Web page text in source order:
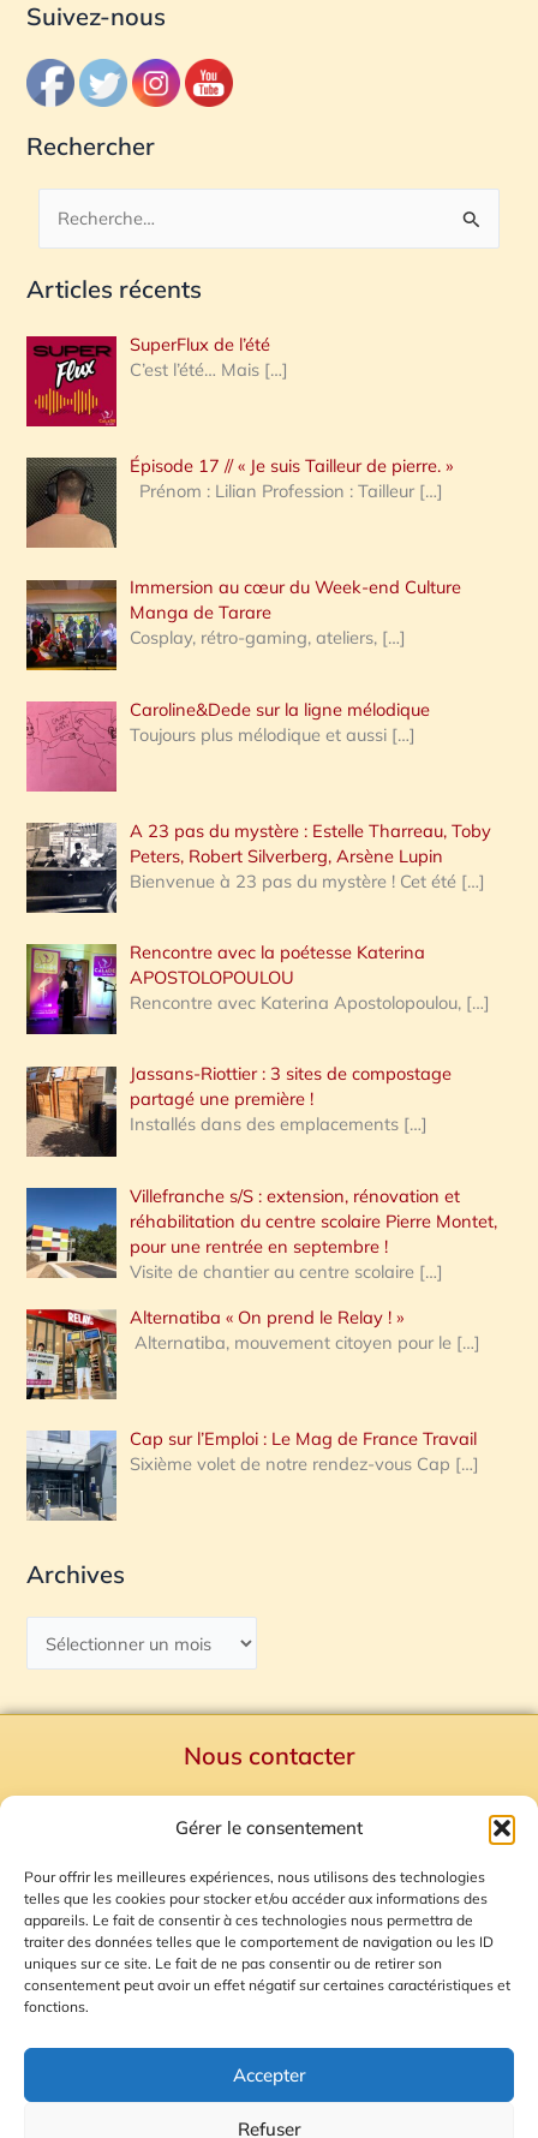
Gérer le consentement
Pour offrir les meilleures expériences, nous utilisons des technologies
telles que les cookies pour stocker et/ou accéder aux informations des
appareils. Le fait de consentir à ces technologies nous permettra de
traiter des données telles que le comportement de navigation ou les ID
uniques sur ce site. Le fait de ne pas consentir ou de retirer son
consentement peut avoir un effet négatif sur certaines caractéristiques et
fonctions.
Accepter
Refuser
Suivez-nous
Rechercher
c
e
r
c
h
e
:
Articles récents
SuperFlux de l’été
C’est l’été… Mais […]
Épisode 17 // « Je suis Tailleur de pierre. »
Prénom : Lilian Profession : Tailleur […]
Immersion au cœur du Week-end Culture
Manga de Tarare
Cosplay, rétro-gaming, ateliers, […]
Caroline&Dede sur la ligne mélodique
Toujours plus mélodique et aussi […]
A 23 pas du mystère : Estelle Tharreau, Toby
Peters, Robert Silverberg, Arsène Lupin
Bienvenue à 23 pas du mystère ! Cet été […]
Rencontre avec la poétesse Katerina
APOSTOLOPOULOU
Rencontre avec Katerina Apostolopoulou, […]
Jassans-Riottier : 3 sites de compostage
partagé une première !
Installés dans des emplacements […]
Villefranche s/S : extension, rénovation et
réhabilitation du centre scolaire Pierre Montet,
pour une rentrée en septembre !
Visite de chantier au centre scolaire […]
Alternatiba « On prend le Relay ! »
Alternatiba, mouvement citoyen pour le […]
Cap sur l’Emploi : Le Mag de France Travail
Sixième volet de notre rendez-vous Cap […]
Archives
Nous contacter
Mentions Légales
Plan du site
Gestion des Cookies